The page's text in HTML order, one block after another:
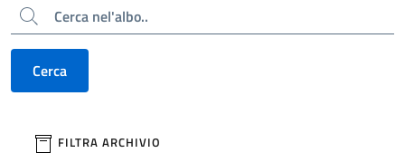
Cerca
Cerca
filtri da applicare
FILTRA ARCHIVIO